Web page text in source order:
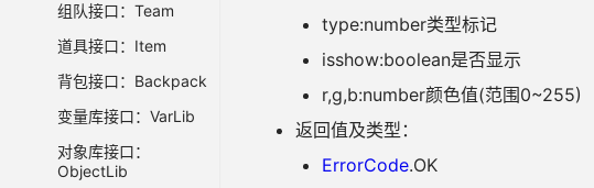
组队接口：Team
道具接口：Item
背包接口：Backpack
变量库接口：VarLib
对象库接口：
ObjectLib
type:number类型标记
isshow:boolean是否显示
r,g,b:number颜色值(范围0~255)
返回值及类型：
ErrorCode.OK